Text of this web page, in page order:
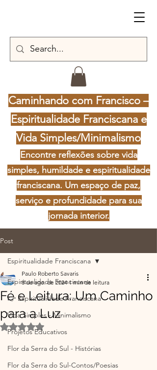
Caminhando com Francisco –
Espiritualidade Franciscana e
Vida Simples/Minimalismo
Encontre reflexões sobre vida
simples, humildade e espiritualidade
franciscana. Um espaço de paz,
serviço e profundidade para sua
jornada interior.
Post
Espiritualidade Franciscana
👉 Espiritualidade Franciscana
Vida Simples - Minimalismo
Projetos Educativos
Flor da Serra do Sul - Histórias
Flor da Serra do Sul-Contos/Poesias
Espiritualidade Franciscana
Fé e Leitura: Um Caminho
para a Luz
Paulo Roberto Savaris
8 de ago. de 2024 1 min de leitura
Avaliado com NaN de 5 estrelas.